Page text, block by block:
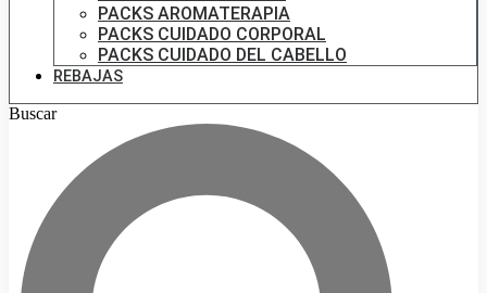
PACKS AROMATERAPIA
PACKS CUIDADO CORPORAL
PACKS CUIDADO DEL CABELLO
REBAJAS
Buscar